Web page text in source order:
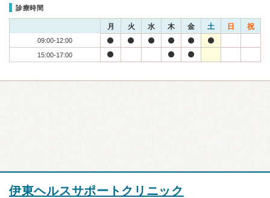
診療時間
月 火 水 木 金 土 日 祝
09:00-12:00
15:00-17:00
伊東ヘルスサポートクリニック